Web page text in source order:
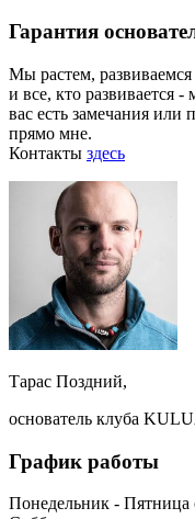
Гарантия
Мы растем,
и все, кто развивается
вас есть замечания
прямо мне.
Контакты здесь
Тарас Поздний,
основатель клуба
График работы
Понедельник - Пятница